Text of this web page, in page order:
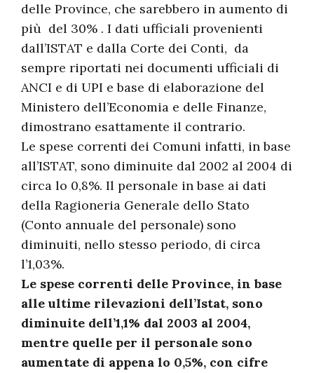
delle Province, che sarebbero in aumento di
più del 30% . I dati ufficiali provenienti
dall’ISTAT e dalla Corte dei Conti, da
sempre riportati nei documenti ufficiali di
ANCI e di UPI e base di elaborazione del
Ministero dell’Economia e delle Finanze,
dimostrano esattamente il contrario.
Le spese correnti dei Comuni infatti, in base
all’ISTAT, sono diminuite dal 2002 al 2004 di
circa lo 0,8%. Il personale in base ai dati
della Ragioneria Generale dello Stato
(Conto annuale del personale) sono
diminuiti, nello stesso periodo, di circa
l’1,03%.
Le spese correnti delle Province, in base
alle ultime rilevazioni dell’Istat, sono
diminuite dell’1,1% dal 2003 al 2004,
mentre quelle per il personale sono
aumentate di appena lo 0,5%, con cifre